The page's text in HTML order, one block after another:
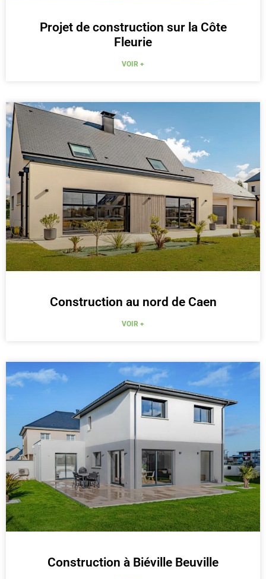
Projet de construction sur la Côte
Fleurie
VOIR +
Construction au nord de Caen
VOIR +
Construction à Biéville Beuville